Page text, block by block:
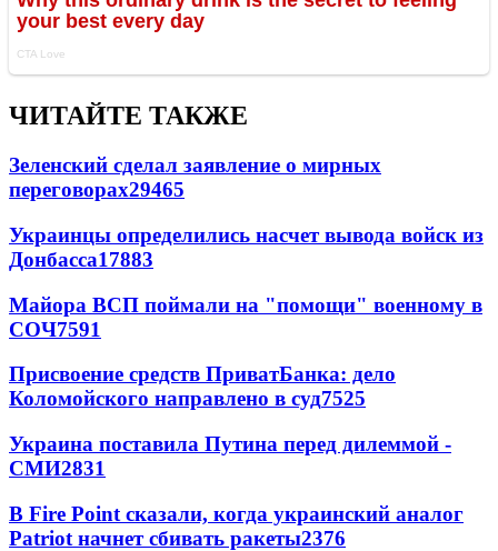
ЧИТАЙТЕ ТАКЖЕ
Зеленский сделал заявление о мирных
переговорах29465
Украинцы определились насчет вывода войск из
Донбасса17883
Майора ВСП поймали на "помощи" военному в
СОЧ7591
Присвоение средств ПриватБанка: дело
Коломойского направлено в суд7525
Украина поставила Путина перед дилеммой -
СМИ2831
В Fire Point сказали, когда украинский аналог
Patriot начнет сбивать ракеты2376